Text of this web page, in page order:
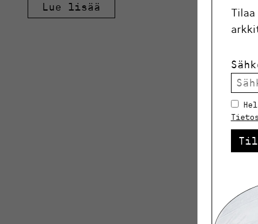
Lue lisää